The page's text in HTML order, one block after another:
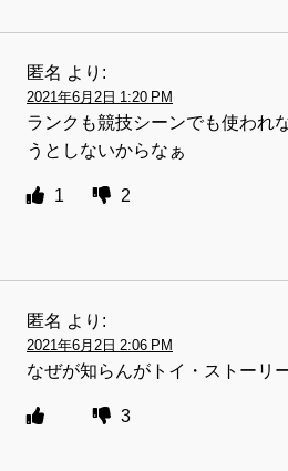
匿名 より:
2021年6月2日 1:20 PM
ランクも競技シーンでも使われ
うとしないからなぁ
1 2
匿名 より:
2021年6月2日 2:06 PM
なぜが知らんがトイ・ストーリ
3